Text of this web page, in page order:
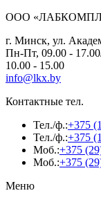
ООО
г. Минск, ул.
Пн-Пт, 09.00 -
10.00 - 15.00
info@lkx.by
Контактные тел.
Тел./ф.:+375
Тел./ф.:+375
Моб.:+375
Моб.:+375
Меню